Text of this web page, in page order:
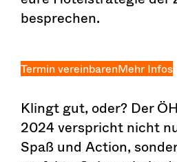
besprechen.
Termin vereinbarenMehr Infos
Klingt gut, oder? Der
2024 verspricht nicht
Spaß und Action,